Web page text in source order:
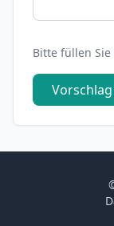
Bitte füllen